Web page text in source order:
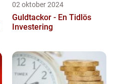
02 oktober 2024
Guldtackor - En Tidlös
Investering